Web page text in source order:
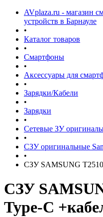
AVplaza.ru - магазин
устройств в Барнауле
•
Каталог товаров
•
Смартфоны
•
Аксессуары для
•
Зарядки/Кабели
•
Зарядки
•
Сетевые ЗУ
•
СЗУ оригинальные
•
СЗУ SAMSUNG
СЗУ
Type-C